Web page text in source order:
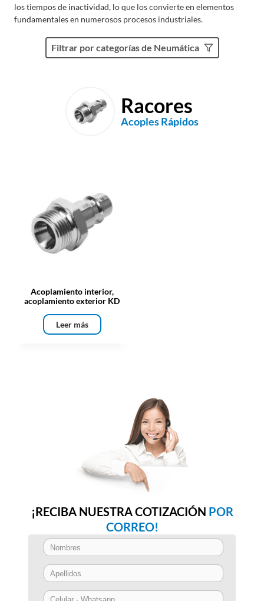
los tiempos de inactividad, lo que los convierte en elementos
fundamentales en numerosos procesos industriales.
Filtrar por categorías de Neumática
Racores
Acoples Rápidos
Acoplamiento interior,
acoplamiento exterior KD
Leer más
¡RECIBA NUESTRA COTIZACIÓN POR
CORREO!